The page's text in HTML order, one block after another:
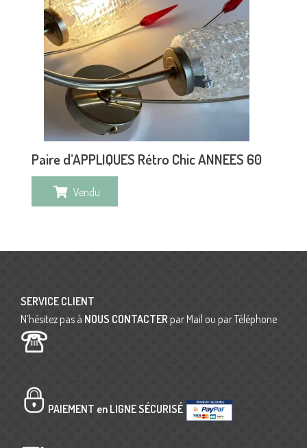
Paire d’APPLIQUES Rétro Chic ANNEES 60
Vendu
SERVICE CLIENT
N’hésitez pas à NOUS CONTACTER par Mail ou par Téléphone
PAIEMENT en LIGNE SÉCURISÉ